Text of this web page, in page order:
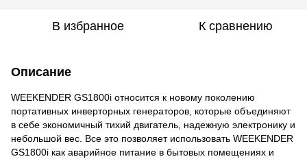
В избранное К сравнению
Описание
WEEKENDER GS1800i относится к новому поколению
портативных инверторных генераторов, которые объединяют
в себе экономичный тихий двигатель, надежную электронику и
небольшой вес. Все это позволяет использовать WEEKENDER
GS1800i как аварийное питание в бытовых помещениях и